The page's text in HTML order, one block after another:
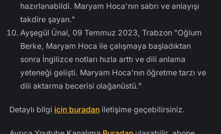
hazırlanabildi. Maryam Hoca'nın sabrı ve anlayışı
takdire şayan."
Ayşegül Ünal, 09 Temmuz 2023, Trabzon "Oğlum
Berke, Maryam Hoca ile çalışmaya başladıktan
sonra İngilizce notları hızla arttı ve dili anlama
yeteneği gelişti. Maryam Hoca'nın öğretme tarzı ve
dili aktarma becerisi olağanüstü."
Detaylı bilgi için buradaniletişime geçebilirsiniz.